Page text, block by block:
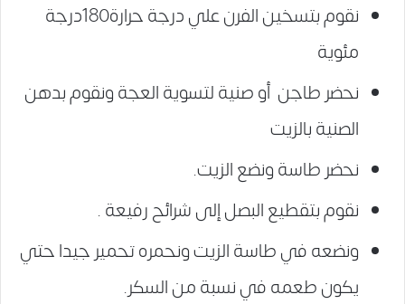
نقوم بتسخين الفرن علي درجة حرارة180درجة
مئوية
نحضر طاجن أو صنية لتسوية العجة ونقوم بدهن
الصنية بالزيت
نحضر طاسة ونضع الزيت.
نقوم بتقطيع البصل إلى شرائح رفيعة .
ونضعه في طاسة الزيت ونحمره تحمير جيدا حتي
يكون طعمه في نسبة من السكر.